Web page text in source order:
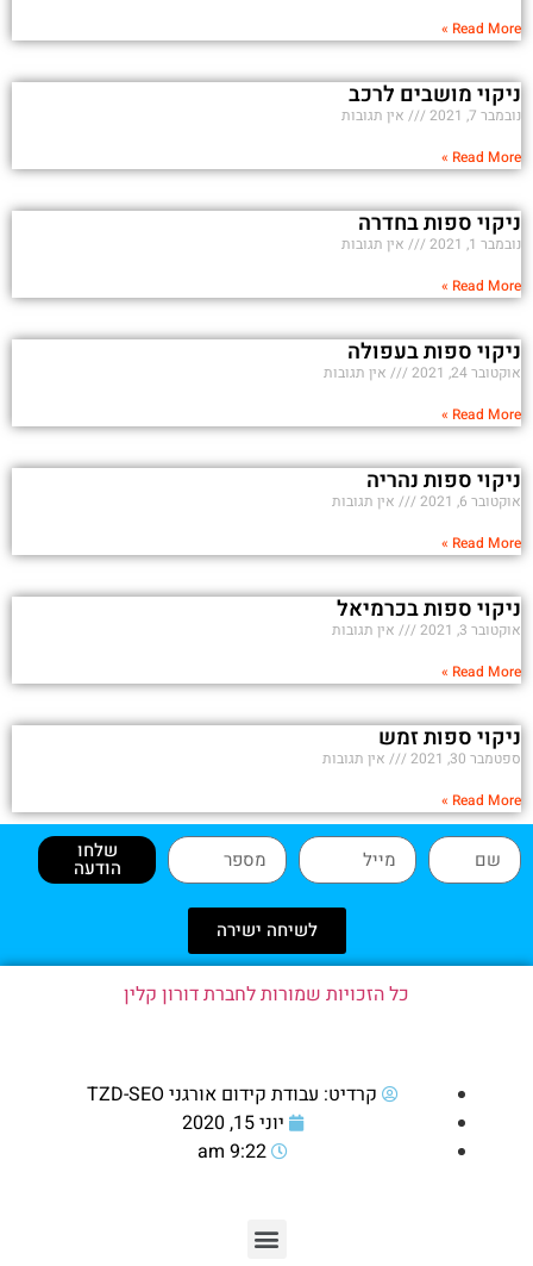
Read More »
ניקוי מושבים לרכב
נובמבר 7, 2021
אין תגובות
Read More »
ניקוי ספות בחדרה
נובמבר 1, 2021
אין תגובות
Read More »
ניקוי ספות בעפולה
אוקטובר 24, 2021
אין תגובות
Read More »
ניקוי ספות נהריה
אוקטובר 6, 2021
אין תגובות
Read More »
ניקוי ספות בכרמיאל
אוקטובר 3, 2021
אין תגובות
Read More »
ניקוי ספות זמש
ספטמבר 30, 2021
אין תגובות
Read More »
שלחו
הודעה
לשיחה ישירה
כל הזכויות שמורות לחברת דורון קלין
קרדיט: עבודת קידום אורגני TZD-SEO
יוני 15, 2020
9:22 am